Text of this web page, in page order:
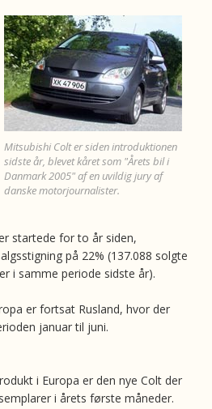
Mitsubishi Colt er siden introduktionen
sidste år, blevet kåret som "Årets bil i
Danmark 2005" af en uvildig jury af
danske motorjournalister.
startede for to år siden,
på 22% (137.088 solgte
i samme periode sidste år).
er fortsat Rusland, hvor der
januar til juni.
i Europa er den nye Colt der
i årets første måneder.